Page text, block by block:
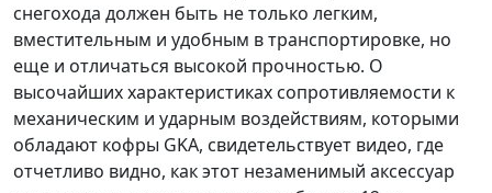
снегохода должен быть не только легким,
вместительным и удобным в транспортировке, но
еще и отличаться высокой прочностью. О
высочайших характеристиках сопротивляемости к
механическим и ударным воздействиям, которыми
обладают кофры GKA, свидетельствует видео, где
отчетливо видно, как этот незаменимый аксессуар